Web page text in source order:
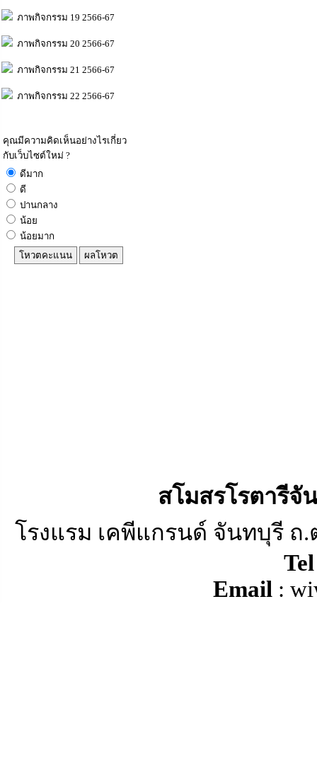
ภาพกิจกรรม 19 2566-67
ภาพกิจกรรม 20 2566-67
ภาพกิจกรรม 21 2566-67
ภาพกิจกรรม 22 2566-67
คุณมีความคิดเห็นอย่างไรเกี่ยว
กับเว็บไซต์ใหม่ ?
ดีมาก
ดี
ปานกลาง
น้อย
น้อยมาก
สโมสรโรตารีจั
โรงแรม เคพีแกรนด์ จันทบุรี ถ
Tel
Email :